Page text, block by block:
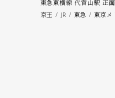
東急東横線 代官山駅 正
京王 / JR / 東急 / 東京メ